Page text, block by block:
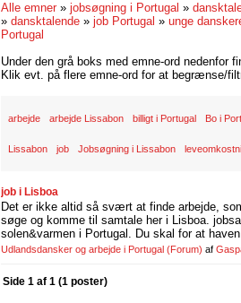
Alle emner » jobsøgning i Portugal »
» dansktalende » job Portugal » unge
Portugal
Under den grå boks med emne-ord nedenfor
Klik evt. på flere emne-ord for at begrænse/
arbejde arbejde Lissabon billigt i Portugal Bo i
Lissabon job Jobsøgning i Lissabon
job i Lisboa
Det er ikke altid så svært at finde arbejde,
søge og komme til samtale her i Lisboa.
solen&varmen i Portugal. Du skal for at
Udlandsdansker og arbejde i Portugal (Forum) af
Side 1 af 1 (1 poster)